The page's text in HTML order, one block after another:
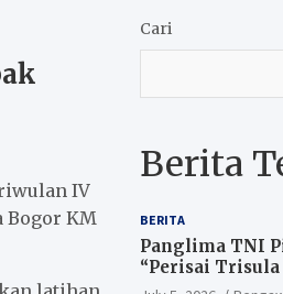
IV
Bogor KM
Cari
Berita
BERITA
Panglima TNI
“Perisai Trisula
TNI Hadapi